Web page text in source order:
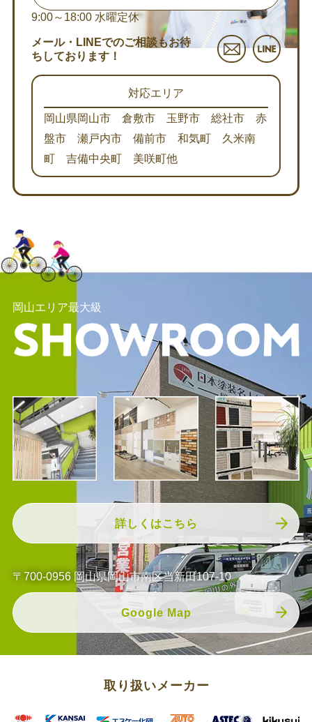
9:00～18:00 水曜定休
メール・LINEでのご相談もお待
ちしております！
対応エリア
岡山県岡山市 倉敷市 玉野市 総社市 赤
盤市 瀬戸内市 備前市 和気町 久米南
町 吉備中央町 美咲町他
岡山エリア最大級
詳しくはこちら
〒700-0956 岡山県岡山市南区当新田107-10
Google Map
取り扱いメーカー